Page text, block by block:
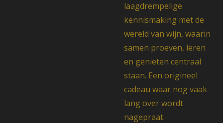
laagdrempelige
kennismaking met de
wereld van wijn, waarin
samen proeven, leren
en genieten centraal
staan. Een origineel
cadeau waar nog vaak
lang over wordt
nagepraat.